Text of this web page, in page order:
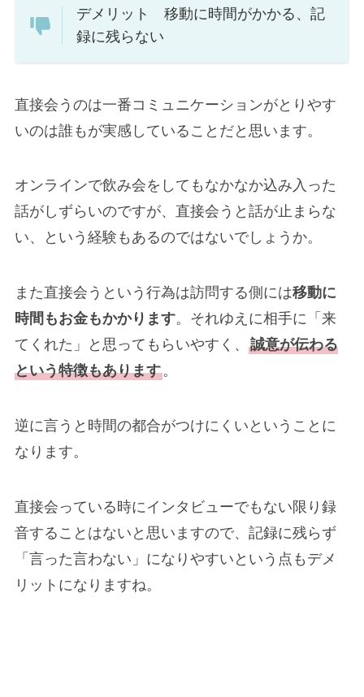
デメリット 移動に時間がかかる、記
録に残らない
直接会うのは一番コミュニケーションがとりやす
いのは誰もが実感していることだと思います。
オンラインで飲み会をしてもなかなか込み入った
話がしずらいのですが、直接会うと話が止まらな
い、という経験もあるのではないでしょうか。
また直接会うという行為は訪問する側には移動に
時間もお金もかかります。それゆえに相手に「来
てくれた」と思ってもらいやすく、 誠意が伝わる
という特徴もあります。
逆に言うと時間の都合がつけにくいということに
なります。
直接会っている時にインタビューでもない限り録
音することはないと思いますので、記録に残らず
「言った言わない」になりやすいという点もデメ
リットになりますね。